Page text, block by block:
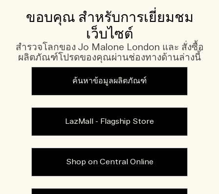
ขอบคุณ สำหรับการเยี่ยมชม
เว็บไซต์
สำรวจโลกของ Jo Malone London และ สั่งซื้อ
ผลิตภัณฑ์โปรดของคุณผ่านช่องทางด้านล่างนี้
ค้นหาข้อมูลผลิตภัณฑ์
LazMall - Flagship Store
Shop on Central Online